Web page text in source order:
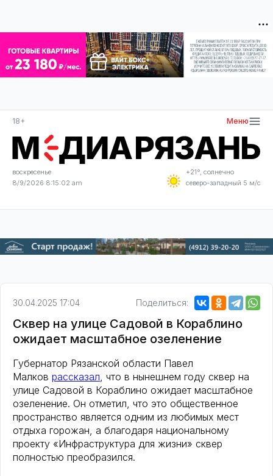
18+ Меню
воскресенье
8/9/2026 8:15:02 am
+21°, солнечно
северо-западный 5 м/с
30.04.2025 17:04 Поделиться:
Сквер на улице Садовой в Кораблино
ожидает масштабное озеленение
Губернатор Рязанской области Павел
Малков рассказал, что в нынешнем году сквер на
улице Садовой в Кораблино ожидает масштабное
озеленение. Он отметил, что это общественное
пространство является одним из любимых мест
отдыха горожан, а благодаря национальному
проекту «Инфраструктура для жизни» сквер
полностью преобразился.